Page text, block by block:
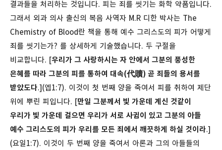
결과들을 처리하는 것입니다. 피는 죄를 씻기는 화학 약품입니다.
그래서 외과 의사 출신의 복음 사역자 M.R 디한 박사는 The
Chemistry of Blood란 책을 통해 예수 그리스도의 피가 어떻게
죄를 씻기는가? 를 상세하게 기술했습니다. 두 구절을
비교합니다. [우리가 그 사랑하시는 자 안에서 그분의 풍성한
은혜를 따라 그분의 피를 통하여 대속(代贖) 곧 죄들의 용서를
받았도다.](엡1:7). 이것이 첫 번째 양을 죽여서 피를 취하여 제단
위에 뿌린 피입니다. [만일 그분께서 빛 가운데 계신 것같이
우리가 빛 가운데 걸으면 우리가 서로 사귐이 있고 그분의 아들
예수 그리스도의 피가 우리를 모든 죄에서 깨끗하게 하실 것이라.]
(요일1:7). 이것이 두 번째 양을 죽여서 아론과 그의 아들들의